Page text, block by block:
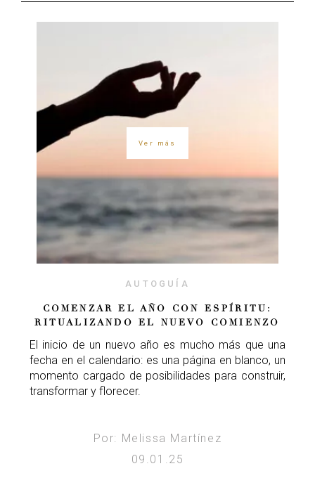
Ver más
AUTOGUÍA
COMENZAR EL AÑO CON ESPÍRITU:
RITUALIZANDO EL NUEVO COMIENZO
El inicio de un nuevo año es mucho más que una
fecha en el calendario: es una página en blanco, un
momento cargado de posibilidades para construir,
transformar y florecer.
Por: Melissa Martínez
09.01.25